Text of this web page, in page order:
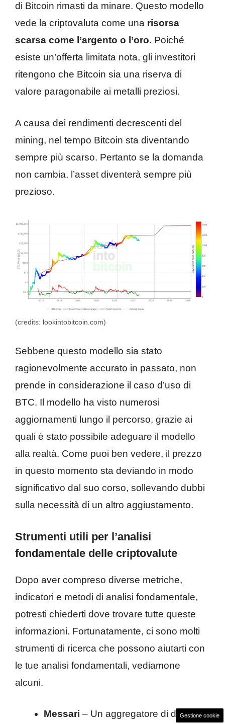
di Bitcoin rimasti da minare. Questo modello
vede la criptovaluta come una risorsa
scarsa come l’argento o l’oro. Poiché
esiste un’offerta limitata nota, gli investitori
ritengono che Bitcoin sia una riserva di
valore paragonabile ai metalli preziosi.
A causa dei rendimenti decrescenti del
mining, nel tempo Bitcoin sta diventando
sempre più scarso. Pertanto se la domanda
non cambia, l’asset diventerà sempre più
prezioso.
(credits: lookintobitcoin.com)
Sebbene questo modello sia stato
ragionevolmente accurato in passato, non
prende in considerazione il caso d’uso di
BTC. Il modello ha visto numerosi
aggiornamenti lungo il percorso, grazie ai
quali è stato possibile adeguare il modello
alla realtà. Come puoi ben vedere, il prezzo
in questo momento sta deviando in modo
significativo dal suo corso, sollevando dubbi
sulla necessità di un altro aggiustamento.
Strumenti utili per l’analisi
fondamentale delle criptovalute
Dopo aver compreso diverse metriche,
indicatori e metodi di analisi fondamentale,
potresti chiederti dove trovare tutte queste
informazioni. Fortunatamente, ci sono molti
strumenti di ricerca che possono aiutarti con
le tue analisi fondamentali, vediamone
alcuni.
Messari – Un aggregatore di dati con
Gestione cookie